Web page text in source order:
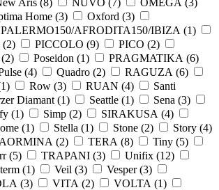
Home (3) Oxford (3)
PALERMO150/AFRODITA150/IBIZA (1)
(2) PICCOLO (9) PICO (2)
2) Poseidon (1) PRAGMATIKA (6)
(4) Quadro (2) RAGUZA (6)
1) Row (3) RUAN (4)
Santi
Diamant (1) Seattle (1) Sena (3)
(1) Simp (2) SIRAKUSA (4)
(1) Stella (1) Stone (2) Story (4)
(2) TERA (8) Tiny (5)
(5) TRAPANI (3) Unifix (12)
(1) Veil (3) Vesper (3)
(3) VITA (2) VOLTA (1)